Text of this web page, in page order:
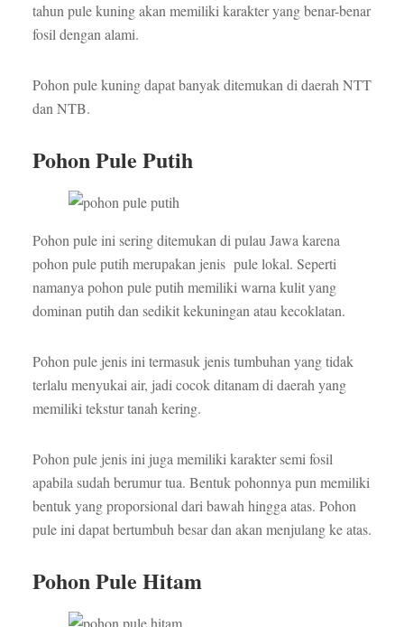
tahun pule kuning akan memiliki karakter yang benar-benar
fosil dengan alami.
Pohon pule kuning dapat banyak ditemukan di daerah NTT
dan NTB.
Pohon Pule Putih
Pohon pule ini sering ditemukan di pulau Jawa karena
pohon pule putih merupakan jenis pule lokal. Seperti
namanya pohon pule putih memiliki warna kulit yang
dominan putih dan sedikit kekuningan atau kecoklatan.
Pohon pule jenis ini termasuk jenis tumbuhan yang tidak
terlalu menyukai air, jadi cocok ditanam di daerah yang
memiliki tekstur tanah kering.
Pohon pule jenis ini juga memiliki karakter semi fosil
apabila sudah berumur tua. Bentuk pohonnya pun memiliki
bentuk yang proporsional dari bawah hingga atas. Pohon
pule ini dapat bertumbuh besar dan akan menjulang ke atas.
Pohon Pule Hitam